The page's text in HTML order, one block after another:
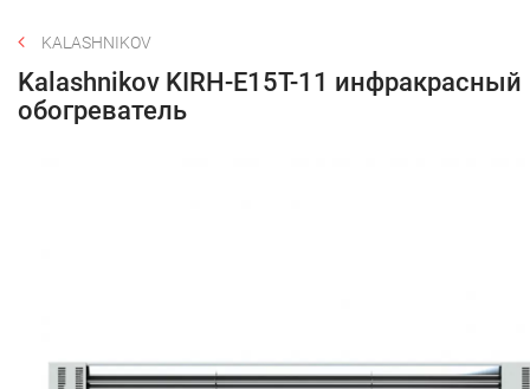
KALASHNIKOV
Kalashnikov KIRH-E15T-11 инфракрасный
обогреватель